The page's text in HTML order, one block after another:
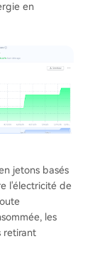
en
jetons basés
l'électricité de
les
retirant